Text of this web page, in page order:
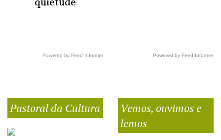
Powered by Feed Informer Powered by Feed Informer
Pastoral da Cultura
Vemos, ouvimos e
lemos